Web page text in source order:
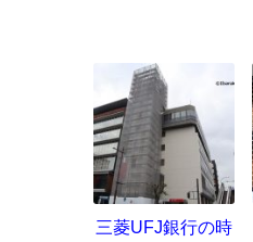
三菱UFJ銀行の時